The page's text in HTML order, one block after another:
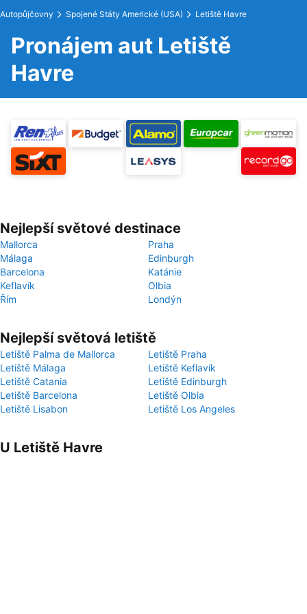
Autopůjčovny Spojené Státy Americké (USA) Letiště Havre
Pronájem aut Letiště
Havre
Nejlepší světové destinace
Mallorca
Praha
Málaga
Edinburgh
Barcelona
Katánie
Keflavík
Olbia
Řím
Londýn
Nejlepší světová letiště
Letiště Palma de Mallorca
Letiště Praha
Letiště Málaga
Letiště Keflavík
Letiště Catania
Letiště Edinburgh
Letiště Barcelona
Letiště Olbia
Letiště Lisabon
Letiště Los Angeles
U Letiště Havre